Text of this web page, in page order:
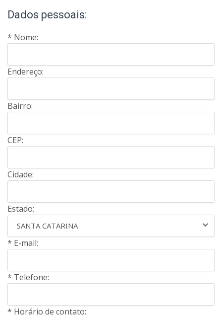
Dados pessoais:
* Nome:
Endereço:
Bairro:
CEP:
Cidade:
Estado:
SANTA CATARINA
* E-mail:
* Telefone:
* Horário de contato: